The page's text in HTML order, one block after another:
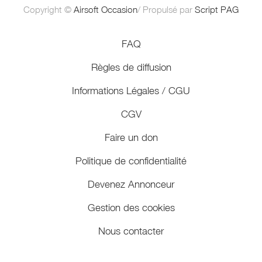
Copyright © Airsoft Occasion/ Propulsé par Script PAG
FAQ
Règles de diffusion
Informations Légales / CGU
CGV
Faire un don
Politique de confidentialité
Devenez Annonceur
Gestion des cookies
Nous contacter